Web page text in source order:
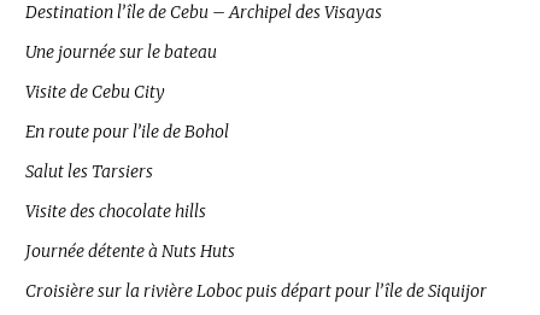
Destination l’île de Cebu – Archipel des Visayas
Une journée sur le bateau
Visite de Cebu City
En route pour l’ile de Bohol
Salut les Tarsiers
Visite des chocolate hills
Journée détente à Nuts Huts
Croisière sur la rivière Loboc puis départ pour l’île de Siquijor